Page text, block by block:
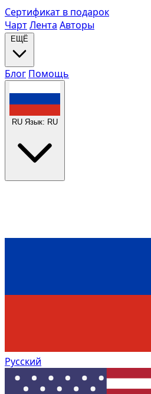
Сертификат в подарок
ЧартЛента Авторы
ЕЩЁ
Блог Помощь
RU Язык: RU
Русский